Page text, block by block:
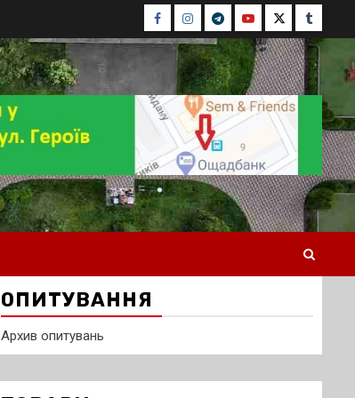
Facebook
Instagram
TelegramYoutubeTwitterTumblr
ОПИТУВАННЯ
Архив опитувань